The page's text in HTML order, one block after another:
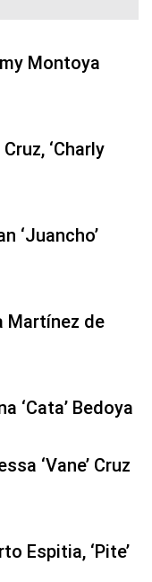
Montoya
‘Charly
‘Juancho’
Martínez de
‘Cata’ Bedoya
‘Vane’ Cruz
Espitia, ‘Pite’